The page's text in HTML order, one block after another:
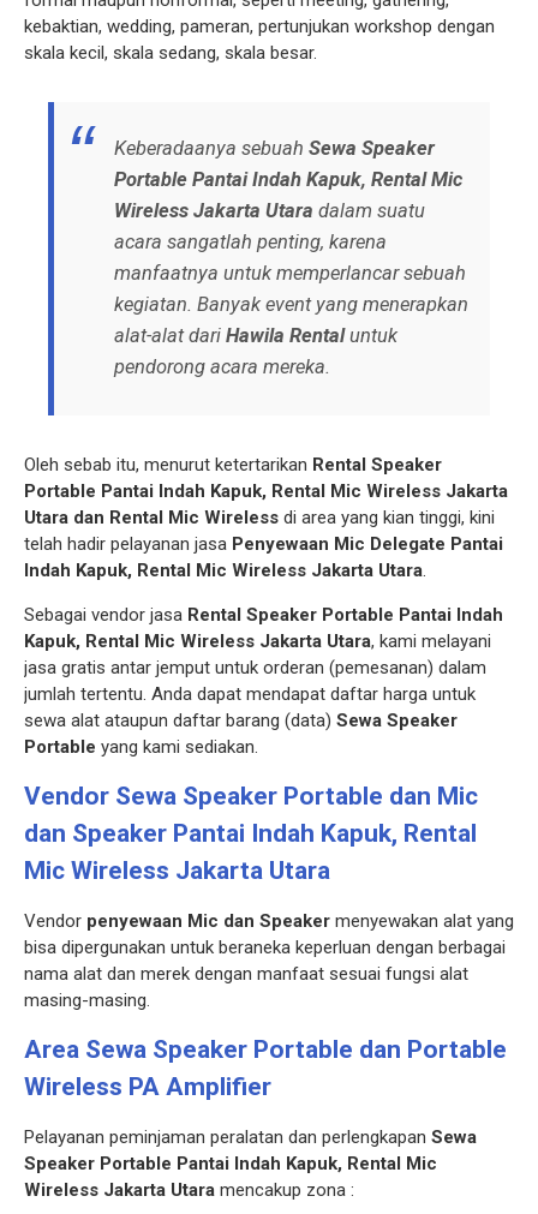
kebaktian, wedding, pameran, pertunjukan workshop dengan
skala kecil, skala sedang, skala besar.
Keberadaanya sebuahSewa Speaker
Portable Pantai Indah Kapuk, Rental Mic
Wireless Jakarta Utaradalam suatu
acara sangatlah penting, karena
manfaatnya untuk memperlancar sebuah
kegiatan. Banyak event yang menerapkan
alat-alat dariHawila Rentaluntuk
pendorong acara mereka.
Oleh sebab itu, menurut ketertarikan Rental Speaker
Portable Pantai Indah Kapuk, Rental Mic Wireless Jakarta
Utara dan Rental Mic Wireless di area yang kian tinggi, kini
telah hadir pelayanan jasa Penyewaan Mic Delegate Pantai
Indah Kapuk, Rental Mic Wireless Jakarta Utara.
Sebagai vendor jasa Rental Speaker Portable Pantai Indah
Kapuk, Rental Mic Wireless Jakarta Utara, kami melayani
jasa gratis antar jemput untuk orderan (pemesanan) dalam
jumlah tertentu. Anda dapat mendapat daftar harga untuk
sewa alat ataupun daftar barang (data) Sewa Speaker
Portable yang kami sediakan.
Vendor Sewa Speaker Portable dan Mic
dan Speaker Pantai Indah Kapuk, Rental
Mic Wireless Jakarta Utara
Vendor penyewaan Mic dan Speaker menyewakan alat yang
bisa dipergunakan untuk beraneka keperluan dengan berbagai
nama alat dan merek dengan manfaat sesuai fungsi alat
masing-masing.
Area Sewa Speaker Portable dan Portable
Wireless PA Amplifier
Pelayanan peminjaman peralatan dan perlengkapan Sewa
Speaker Portable Pantai Indah Kapuk, Rental Mic
Wireless Jakarta Utara mencakup zona :